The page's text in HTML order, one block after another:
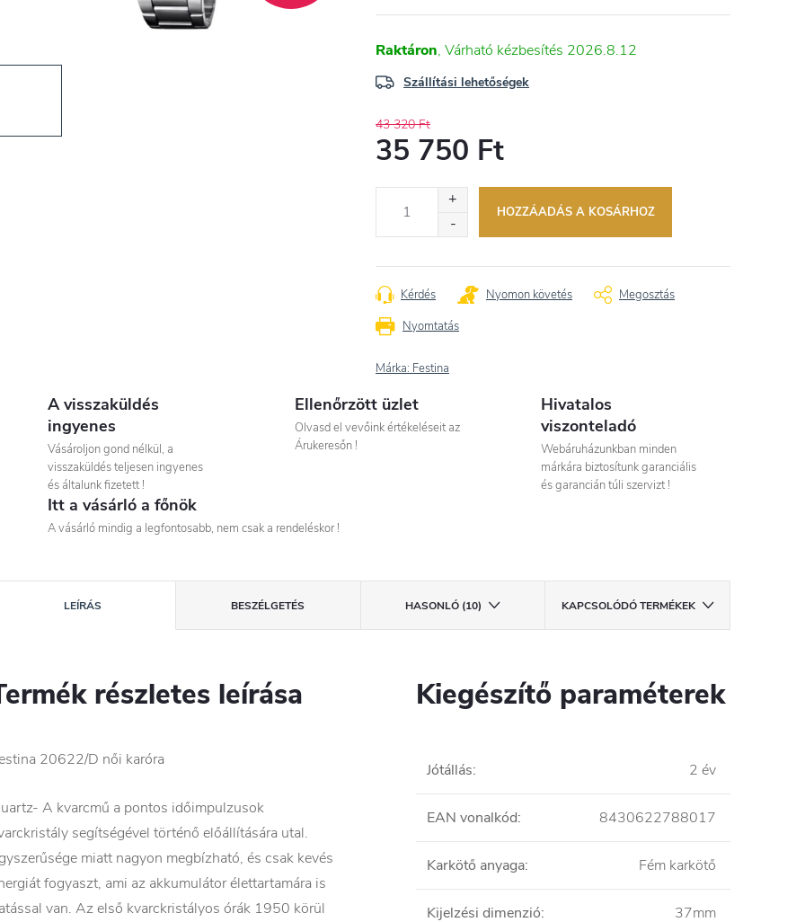
Raktáron 2026.8.12
Szállítási lehetőségek
43 320 Ft
35 750 Ft
HOZZÁADÁS A KOSÁRHOZ
Nyomtatás
Kérdés Nyomon követés Megosztás
Márka: Festina
A visszaküldés
ingyenes
Vásároljon gond nélkül, a
visszaküldés teljesen ingyenes
és általunk fizetett !
Ellenőrzött üzlet
Olvasd el vevőink értékeléseit az
Árukeresőn !
Hivatalos
viszonteladó
Webáruházunkban minden
márkára biztosítunk garanciális
és garancián túli szervizt !
Itt a vásárló a főnök
A vásárló mindig a legfontosabb, nem csak a rendeléskor !
LEÍRÁS BESZÉLGETÉS HASONLÓ (10) KAPCSOLÓDÓ TERMÉKEK
részletes leírása
20622/D női karóra
A kvarcmű a pontos időimpulzusok
segítségével történő előállítására utal.
miatt nagyon megbízható, és csak kevés
fogyaszt, ami az akkumulátor élettartamára is
van. Az első kvarckristályos órák 1950 körül
Kiegészítő paraméterek
Jótállás: 2 év
EAN vonalkód: 8430622788017
Karkötő anyaga: Fém karkötő
Kijelzési dimenzió: 37mm